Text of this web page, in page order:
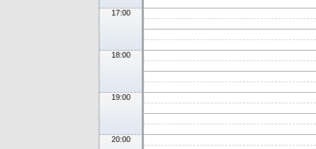
17:00
18:00
19:00
20:00